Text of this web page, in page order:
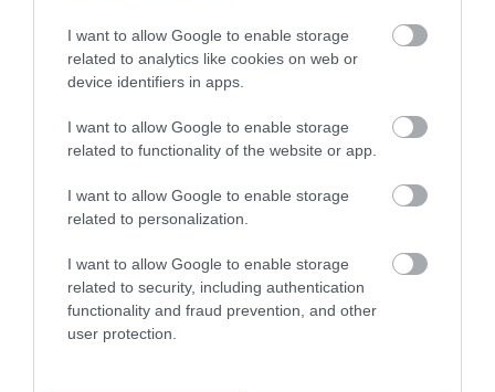
I want to allow Google to enable storage
related to analytics like cookies on web or
device identifiers in apps.
I want to allow Google to enable storage
related to functionality of the website or app.
I want to allow Google to enable storage
related to personalization.
I want to allow Google to enable storage
related to security, including authentication
functionality and fraud prevention, and other
user protection.
31.07.2026
Θερινές εκπτώσεις: Τι δείχνει το «ταμείο»